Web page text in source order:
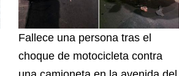
Fallece una persona tras el
choque de motocicleta contra